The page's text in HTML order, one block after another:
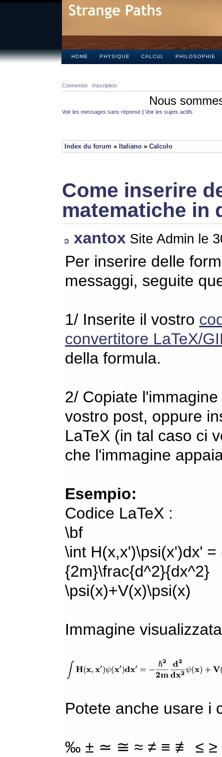
HOME PHYSIQUE CALCUL PHILOSOPHIE
Connexion Inscription
Nous
Voir les messages sans réponse | Voir les sujets actifs
Index du forum » Italiano » Calcolo
Come inserire
matematiche in
xantox Site Admin le
Per inserire delle
messaggi, seguite
1/ Inserite il vostro
convertitore LaTeX/
della formula.
2/ Copiate
vostro post, oppure
LaTeX (in tal caso ci
che l'immagine
Esempio:
Codice LaTeX :
\bf
\int H(x,x')\psi(x')dx'
{2m}\frac{d^2}{dx^2}
\psi(x)+V(x)\psi(x)
Immagine
Potete anche usare i
‰ ± ≃ ≅ ≈ ≠ ≡ ≢ ≤